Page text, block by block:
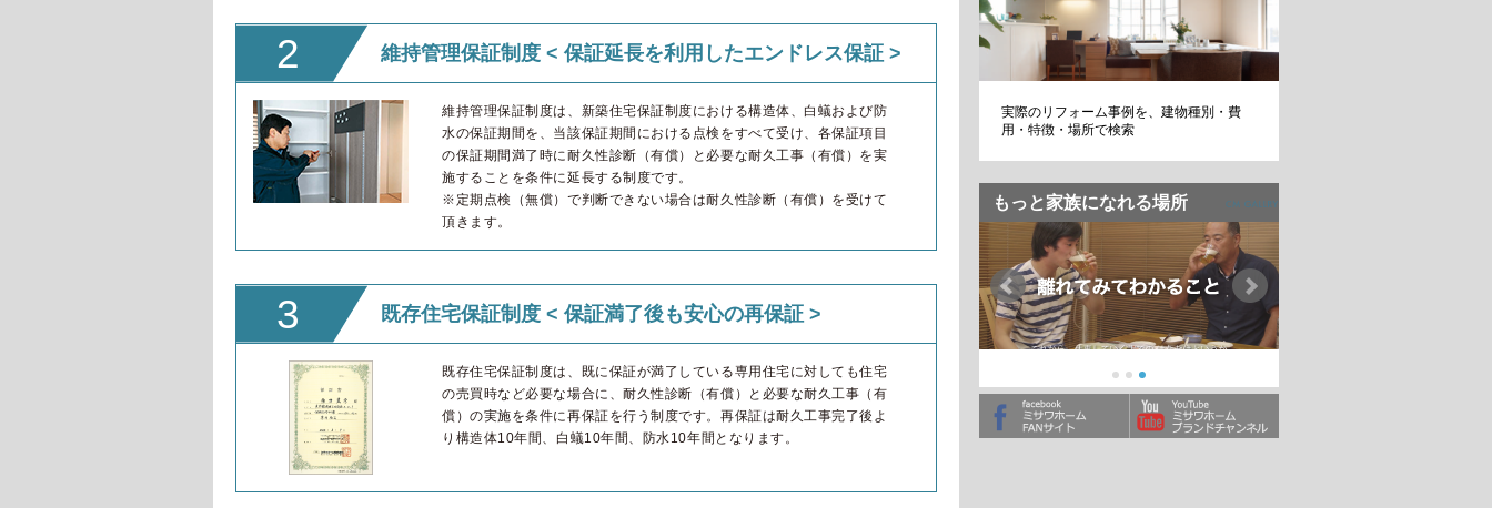
2 維持管理保証制度 < 保証延長を利用したエンドレス保証 >
維持管理保証制度は、新築住宅保証制度における構造体、白蟻および防
水の保証期間を、当該保証期間における点検をすべて受け、各保証項目
の保証期間満了時に耐久性診断（有償）と必要な耐久工事（有償）を実
施することを条件に延長する制度です。
※定期点検（無償）で判断できない場合は耐久性診断（有償）を受けて
頂きます。
3 既存住宅保証制度 < 保証満了後も安心の再保証 >
既存住宅保証制度は、既に保証が満了している専用住宅に対しても住宅
の売買時など必要な場合に、耐久性診断（有償）と必要な耐久工事（有
償）の実施を条件に再保証を行う制度です。再保証は耐久工事完了後よ
り構造体10年間、白蟻10年間、防水10年間となります。
実際のリフォーム事例を、建物種別・費
用・特徴・場所で検索
もっと家族になれる場所